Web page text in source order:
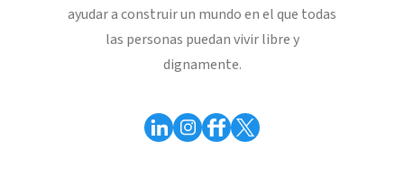
ayudar a construir un mundo en el que todas
las personas puedan vivir libre y
dignamente.